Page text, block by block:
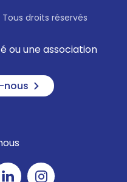
droits réservés
ou une association